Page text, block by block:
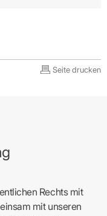
Seite drucken
Rechts mit
mit unseren